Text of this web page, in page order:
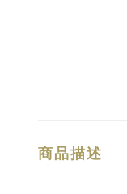
商品描述